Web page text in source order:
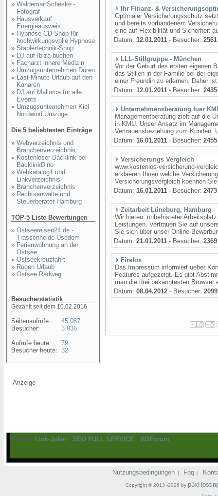
» Waldemar Scheske -
Fotograf
» Hausverkauf
Energieausweis
» Hypnose-CD-Shop für
hochwirkungsvolle Hypnose
» Staplertechnik-Shop
» DJ auf Ibiza buchen
» Facharzt innere Medizin
» Umzugsunternehmen Düren
» Last-Minute Urlaub auf den
Kanaren
» DJ auf Mallorca für alle
Events
» Umzugsunternehmen Kiel
Nordwind Umzüge
Die 5 beliebtesten Einträge
» Webverzeichnis und
Branchenverzeichnis
» Kostenloser Backlink bei
BacklinkDino
» Webkatalog1 und
Linkverzeichnis
» Branchenverzeichnis
» Rechtsanwälte und
Steuerberater Hamburg
TOP-5 Liste Bewertungen
» Ostseereisen24.de -
Trassenheide Usedom
» Ferienwohnung an der
Ostsee
» Ostseekreuzfahrt
» Rügen Urlaub
» Ostsee Radweg
Besucherstatistik
Gezählt seit dem 10.02.2016
Seitenaufrufe:
Besucher:
Aufrufe heute:
Besucher heute:
45.087
3.936
79
32
Ihr Finanz- &
Optimaler Versicherungsschutz
und bereits vorhandenem
eine auf Flexibilität und Sicherheit
Datum: 12.01.2011 - Besucher: 2561
LLL-Stillgruppe - München
Vor der Geburt des ersten eigenen
das Stillen in der Familie bei der
einer Freundin zu erlernen. Daher
Datum: 12.01.2011 - Besucher: 2435
Unternehmensberatung fuer
Managementberatung zielt auf die
in KMU. Unser Ansatz im
Vertrauensbeziehung zum Kunden.
Datum: 16.01.2011 - Besucher: 2455
Versicherungs Vergleich
www.kostenlos-versicherung-
erklaeren Ihnen welche
Versicherungsvergleich koennen
Datum: 16.01.2011 - Besucher: 2473
Zeitarbeit Lüneburg, Hamburg
Wir bieten: unbefristeter
Leistungen. Vertrauen Sie auf
Sie sich über unser Online-
Datum: 21.01.2011 - Besucher: 2369
Firefox
Das Impressum informiert ueber
Features aufgezeigt. Es gibt
man die drei bekanntesten Browser
Datum: 08.04.2012 - Besucher: 2099
Anzeige
Partner: Link-Joker - SEO FULL SERVICE - W3Forum
Nutzungsbedingungen | Faq |
Copyright © 2013 -2026 by